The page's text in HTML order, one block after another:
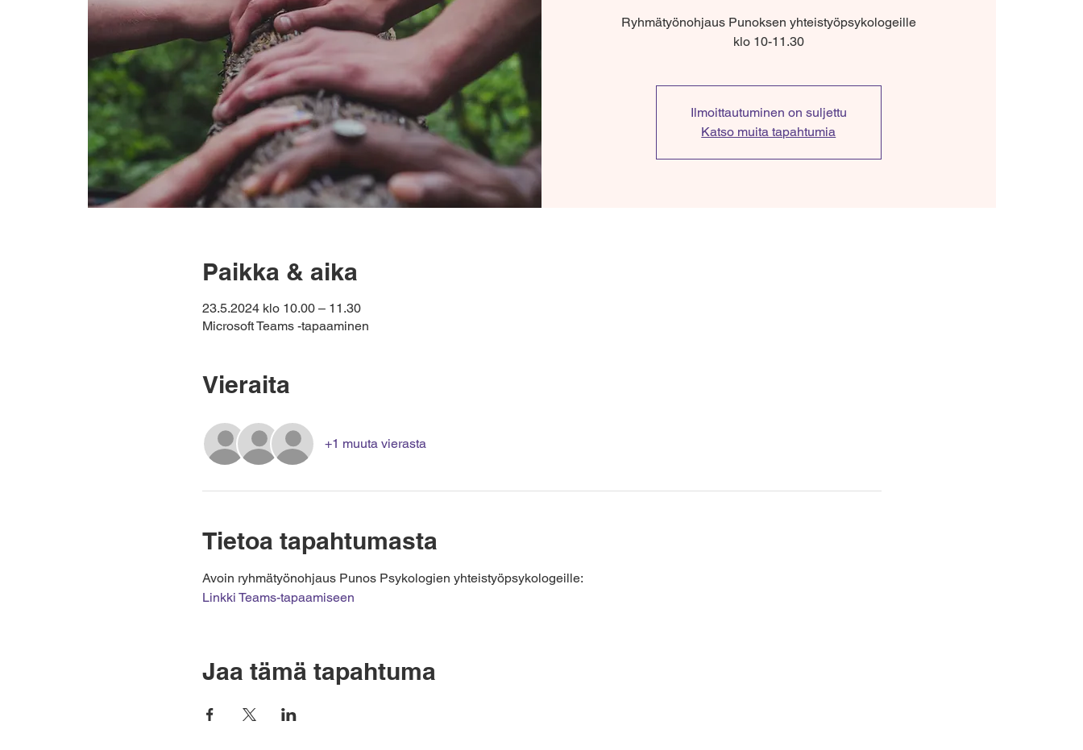
Ryhmätyönohjaus Punoksen yhteistyöpsykologeille
klo 10-11.30
Ilmoittautuminen on suljettu
Katso muita tapahtumia
Paikka & aika
23.5.2024 klo 10.00 – 11.30
Microsoft Teams -tapaaminen
Vieraita
+1 muuta vierasta
Tietoa tapahtumasta
Avoin ryhmätyönohjaus Punos Psykologien yhteistyöpsykologeille:
Linkki Teams-tapaamiseen
Jaa tämä tapahtuma